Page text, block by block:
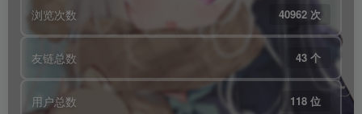
浏览次数 40962 次
友链总数 43 个
用户总数 118 位